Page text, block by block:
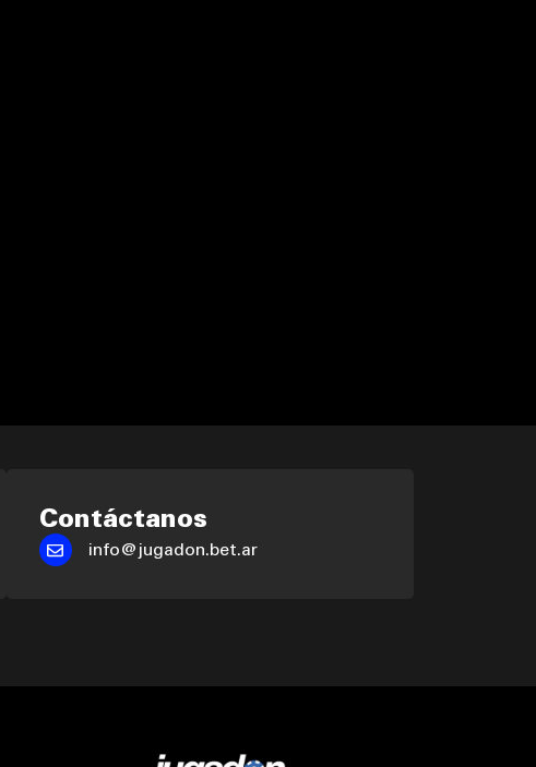
Contáctanos
info@jugadon.bet.ar